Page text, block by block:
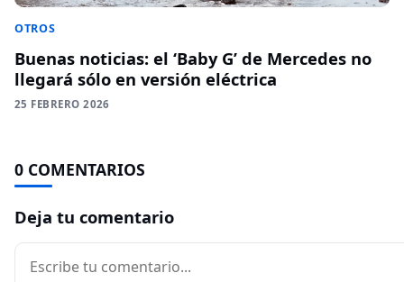
OTROS
Buenas noticias: el ‘Baby G’ de Mercedes no
llegará sólo en versión eléctrica
25 FEBRERO 2026
0 COMENTARIOS
Deja tu comentario
Comentario